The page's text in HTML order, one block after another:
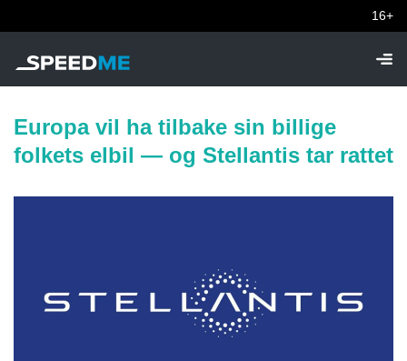
16+
Europa vil ha tilbake sin billige
folkets elbil — og Stellantis tar rattet